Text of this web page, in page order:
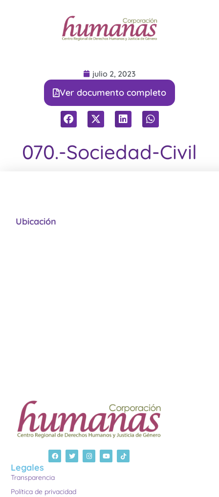
070.-Sociedad-Civil
julio 2, 2023
Ver documento completo
Legales
Transparencia
Política de privacidad
Ubicación